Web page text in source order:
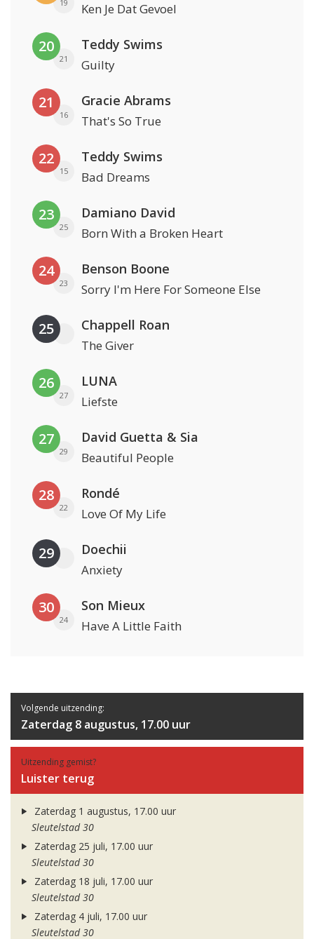
19 Ken Je Dat Gevoel
20
21
Teddy Swims
Guilty
21
16
Gracie Abrams
That's So True
22
15
Teddy Swims
Bad Dreams
23
25
Damiano David
Born With a Broken Heart
24
23
Benson Boone
Sorry I'm Here For Someone Else
25 Chappell Roan
The Giver
26
27
LUNA
Liefste
27
29
David Guetta & Sia
Beautiful People
28
22
Rondé
Love Of My Life
29 Doechii
Anxiety
30
24
Son Mieux
Have A Little Faith
Volgende uitzending:
Zaterdag 8 augustus, 17.00 uur
Uitzending gemist?
Luister terug
Zaterdag 1 augustus, 17.00 uur
Sleutelstad 30
Zaterdag 25 juli, 17.00 uur
Sleutelstad 30
Zaterdag 18 juli, 17.00 uur
Sleutelstad 30
Zaterdag 4 juli, 17.00 uur
Sleutelstad 30